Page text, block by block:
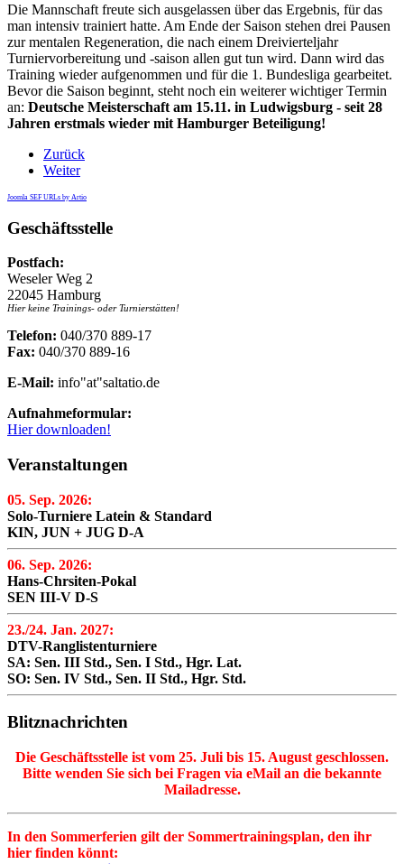
Die Mannschaft freute sich ausgelassen über das Ergebnis, für das
man intensiv trainiert hatte. Am Ende der Saison stehen drei Pausen
zur mentalen Regeneration, die nach einem Dreivierteljahr
Turniervorbereitung und -saison allen gut tun wird. Dann wird das
Training wieder aufgenommen und für die 1. Bundesliga gearbeitet.
Bevor die Saison beginnt, steht noch ein weiterer wichtiger Termin
an: Deutsche Meisterschaft am 15.11. in Ludwigsburg - seit 28
Jahren erstmals wieder mit Hamburger Beteiligung!
Zurück
Weiter
Joomla SEF URLs by Artio
Geschäftsstelle
Postfach:
Weseler Weg 2
22045 Hamburg
Hier keine Trainings- oder Turnierstätten!
Telefon: 040/370 889-17
Fax: 040/370 889-16
E-Mail: info"at"saltatio.de
Aufnahmeformular:
Hier downloaden!
Veranstaltungen
05. Sep. 2026:
Solo-Turniere Latein & Standard
KIN, JUN + JUG D-A
06. Sep. 2026:
Hans-Chrsiten-Pokal
SEN III-V D-S
23./24. Jan. 2027:
DTV-Ranglistenturniere
SA: Sen. III Std., Sen. I Std., Hgr. Lat.
SO: Sen. IV Std., Sen. II Std., Hgr. Std.
Blitznachrichten
Die Geschäftsstelle ist vom 25. Juli bis 15. August geschlossen.
Bitte wenden Sie sich bei Fragen via eMail an die bekannte
Mailadresse.
In den Sommerferien gilt der Sommertrainingsplan, den ihr
hier finden könnt: